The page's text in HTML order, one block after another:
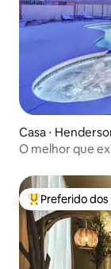
Casa ⋅
O melhor que
Entre os
Preferido